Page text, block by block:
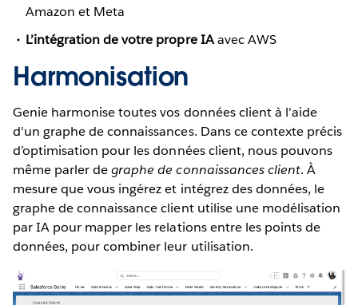
Amazon et Meta
L’intégration de votre propre IAavec AWS
Harmonisation
Genie harmonise toutes vos données client à l'aide
d'un graphe de connaissances. Dans ce contexte précis
d’optimisation pour les données client, nous pouvons
même parler degraphe de connaissances client. À
mesure que vous ingérez et intégrez des données, le
graphe de connaissance client utilise une modélisation
par IA pour mapper les relations entre les points de
données, pour combiner leur utilisation.